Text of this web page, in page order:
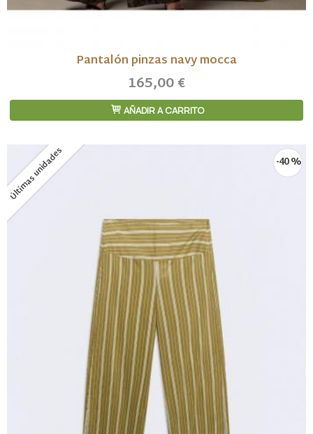
Pantalón pinzas navy mocca
165,00 €
AÑADIR A CARRITO
Últimas unidades -40 %